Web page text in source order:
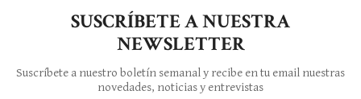
SUSCRÍBETE A NUESTRA
NEWSLETTER
Suscríbete a nuestro boletín semanal y recibe en tu email nuestras
novedades, noticias y entrevistas